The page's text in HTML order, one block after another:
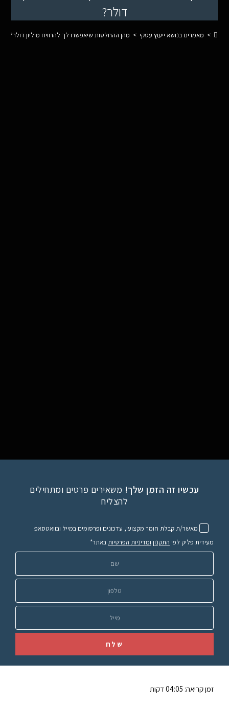
דולר?
> מאמרים בנושא ייעוץ עסקי > מהן ההחלטות שיאפשרו לך להרוויח מיליון דולר?
עכשיו זה הזמן שלך! משאירים פרטים ומתחילים
להצליח
מאשר/ת קבלת חומר מקצועי, עדכונים ופרסומים במייל ובוואטסאפ
מעידית פליק לפי התקנון ומדיניות הפרטיותבאתר*
שלח
זמן קריאה: 04:05 דקות